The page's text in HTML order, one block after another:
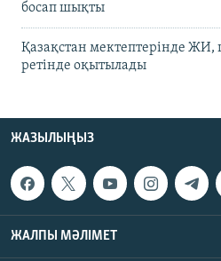
босап шықты
Қазақстан мектептерінде ЖИ,
ретінде оқытылады
ЖАЗЫЛЫҢЫЗ
ЖАЛПЫ МӘЛІМЕТ